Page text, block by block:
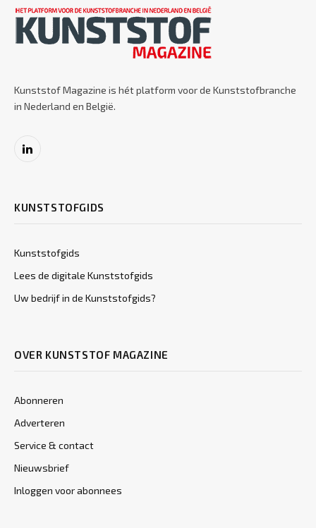
Kunststof Magazine is hét platform voor de Kunststofbranche
in Nederland en België.
LinkedIn
KUNSTSTOFGIDS
Kunststofgids
Lees de digitale Kunststofgids
Uw bedrijf in de Kunststofgids?
OVER KUNSTSTOF MAGAZINE
Abonneren
Adverteren
Service & contact
Nieuwsbrief
Inloggen voor abonnees